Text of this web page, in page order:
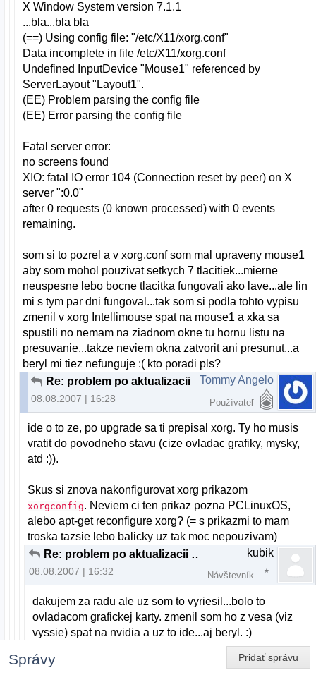
X Window System version 7.1.1
...bla...bla bla
(==) Using config file: "/etc/X11/xorg.conf"
Data incomplete in file /etc/X11/xorg.conf
Undefined InputDevice "Mouse1" referenced by
ServerLayout "Layout1".
(EE) Problem parsing the config file
(EE) Error parsing the config file
Fatal server error:
no screens found
XIO: fatal IO error 104 (Connection reset by peer) on X
server ":0.0"
after 0 requests (0 known processed) with 0 events
remaining.
som si to pozrel a v xorg.conf som mal upraveny mouse1
aby som mohol pouzivat setkych 7 tlacitiek...mierne
neuspesne lebo bocne tlacitka fungovali ako lave...ale lin
mi s tym par dni fungoval...tak som si podla tohto vypisu
zmenil v xorg Intellimouse spat na mouse1 a xka sa
spustili no nemam na ziadnom okne tu hornu listu na
presuvanie...takze neviem okna zatvorit ani presunut...a
beryl mi tiez nefunguje :( kto poradi pls?
08.08.2007 | 16:28
Tommy Angelo
Používateľ
ide o to ze, po upgrade sa ti prepisal xorg. Ty ho musis
vratit do povodneho stavu (cize ovladac grafiky, mysky,
atd :)).
Skus si znova nakonfigurovat xorg prikazom
xorgconfig. Neviem ci ten prikaz pozna PCLinuxOS,
alebo apt-get reconfigure xorg? (= s prikazmi to mam
troska tazsie lebo balicky uz tak moc nepouzivam)
Re: problem po aktualizacii pclinuxos
08.08.2007 | 16:32
kubik
Návštevník
dakujem za radu ale uz som to vyriesil...bolo to
ovladacom grafickej karty. zmenil som ho z vesa (viz
vyssie) spat na nvidia a uz to ide...aj beryl. :)
Pridať správu
Správy